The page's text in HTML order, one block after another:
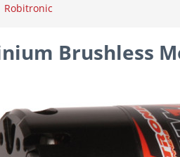
Robitronic
Brushless